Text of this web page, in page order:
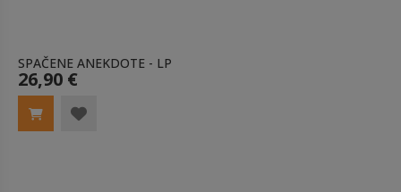
SPAČENE ANEKDOTE - LP
26,90 €